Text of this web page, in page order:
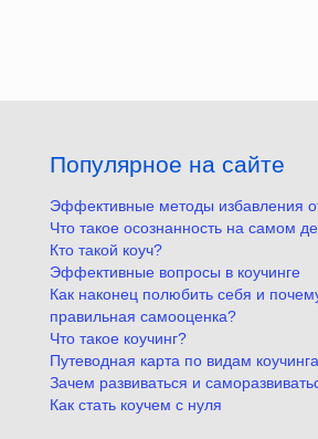
Популярное на сайте
Эффективные методы избавления
Что такое осознанность на самом
Кто такой коуч?
Эффективные вопросы в коучинге
Как наконец полюбить себя и
правильная самооценка?
Что такое коучинг?
Путеводная карта по видам коучинга
Зачем развиваться и
Как стать коучем с нуля